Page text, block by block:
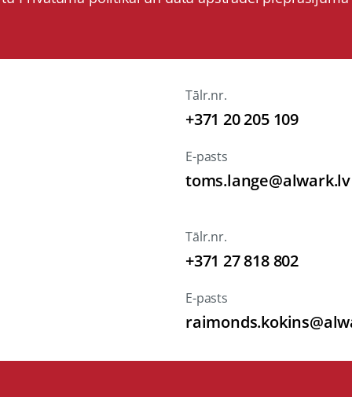
Tālr.nr.
+371 20 205 109
E-pasts
toms.lange@alwark.lv
Tālr.nr.
+371 27 818 802
E-pasts